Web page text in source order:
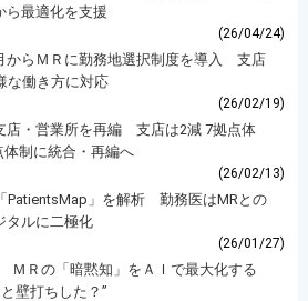
ら最適化を支援
(26/04/24)
らＭＲに勤務地選択制度を導入 支店
働き方に対応
(26/02/19)
・営業所を再編 支店は2減 7拠点体
制に統合・再編へ
(26/02/13)
PatientsMap」を解析 勤務医はMRとの
タルに二極化
(26/01/27)
ＭＲの「暗黙知」をＡＩで最大化する
壁打ちした？”